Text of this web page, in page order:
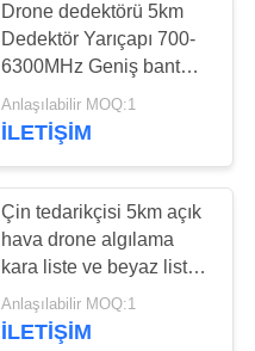
Drone dedektörü 5km
Dedektör Yarıçapı 700-
6300MHz Geniş bant
360° UAV erken uyarısı
için omni-directional
Anlaşılabilir MOQ:1
İLETIŞIM
Çin tedarikçisi 5km açık
hava drone algılama
kara liste ve beyaz liste
güvenlik koruması
Anlaşılabilir MOQ:1
İLETIŞIM